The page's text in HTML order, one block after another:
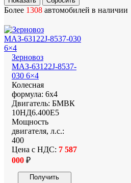
Более 1308 автомобилей в наличии
Зерновоз
МАЗ-63122J-8537-
030 6×4
Колесная
формула: 6х4
Двигатель: БМВК
10НД6.400Е5
Мощность
двигателя, л.с.:
400
Цена с НДС: 7 587
000 ₽
Получить